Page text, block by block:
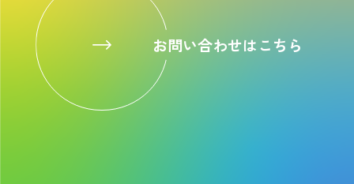
お問い合わせはこちら